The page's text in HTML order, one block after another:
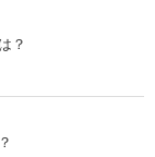
？